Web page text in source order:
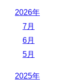
2026年
7月
6月
5月
2025年